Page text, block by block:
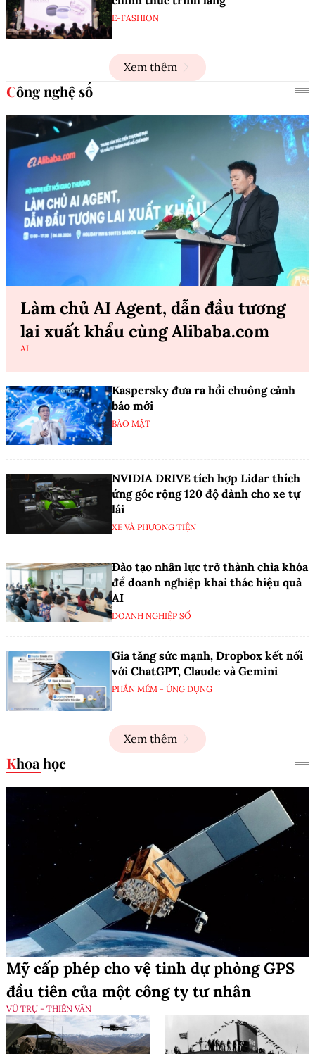
E-FASHION
Xem thêm
Công nghệ số
Làm chủ AI Agent, dẫn đầu tương
lai xuất khẩu cùng Alibaba.com
AI
Kaspersky đưa ra hồi chuông cảnh
báo mới
BẢO MẬT
NVIDIA DRIVE tích hợp Lidar thích
ứng góc rộng 120 độ dành cho xe tự
lái
XE VÀ PHƯƠNG TIỆN
Đào tạo nhân lực trở thành chìa khóa
để doanh nghiệp khai thác hiệu quả
AI
DOANH NGHIỆP SỐ
Gia tăng sức mạnh, Dropbox kết nối
với ChatGPT, Claude và Gemini
PHẦN MỀM - ỨNG DỤNG
Xem thêm
Khoa học
Mỹ cấp phép cho vệ tinh dự phòng GPS
đầu tiên của một công ty tư nhân
VŨ TRỤ - THIÊN VĂN